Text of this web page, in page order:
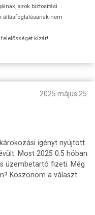
azok biztosítási
állásfoglalásának nem
kizár!
2025 május 25.
igényt nyújtott
Most 2025 0.5 hóban
üzembetartó fizeti. Még
Köszönöm a választ